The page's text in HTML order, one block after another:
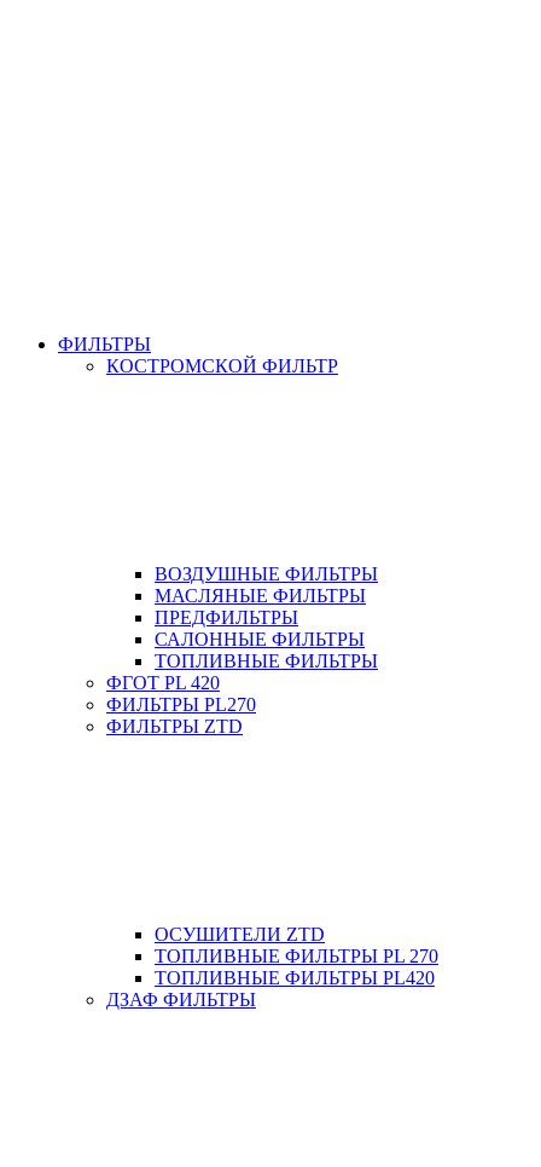
ФИЛЬТРЫ
КОСТРОМСКОЙ ФИЛЬТР
ВОЗДУШНЫЕ ФИЛЬТРЫ
МАСЛЯНЫЕ ФИЛЬТРЫ
ПРЕДФИЛЬТРЫ
САЛОННЫЕ ФИЛЬТРЫ
ТОПЛИВНЫЕ ФИЛЬТРЫ
ФГОТ PL 420
ФИЛЬТРЫ PL270
ФИЛЬТРЫ ZTD
ОСУШИТЕЛИ ZTD
ТОПЛИВНЫЕ ФИЛЬТРЫ PL 270
ТОПЛИВНЫЕ ФИЛЬТРЫ PL420
ДЗАФ ФИЛЬТРЫ